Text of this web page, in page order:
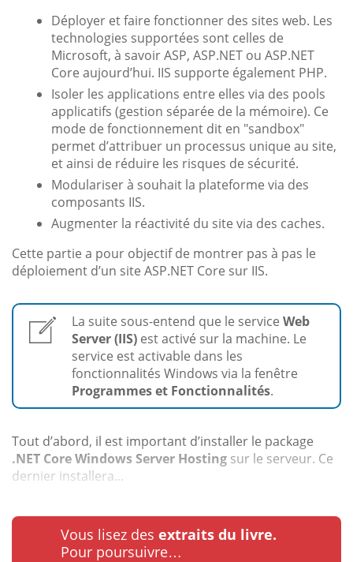
Déployer et faire fonctionner des sites web. Les
technologies supportées sont celles de
Microsoft, à savoir ASP, ASP.NET ou ASP.NET
Core aujourd’hui. IIS supporte également PHP.
Isoler les applications entre elles via des pools
applicatifs (gestion séparée de la mémoire). Ce
mode de fonctionnement dit en "sandbox"
permet d’attribuer un processus unique au site,
et ainsi de réduire les risques de sécurité.
Modulariser à souhait la plateforme via des
composants IIS.
Augmenter la réactivité du site via des caches.
Cette partie a pour objectif de montrer pas à pas le
déploiement d’un site ASP.NET Core sur IIS.
La suite sous-entend que le service Web
Server (IIS) est activé sur la machine. Le
service est activable dans les
fonctionnalités Windows via la fenêtre
Programmes et Fonctionnalités.
Tout d’abord, il est important d’installer le package
.NET Core Windows Server Hosting sur le serveur. Ce
dernier installera...
Vous lisez des extraits du livre.
Pour poursuivre…